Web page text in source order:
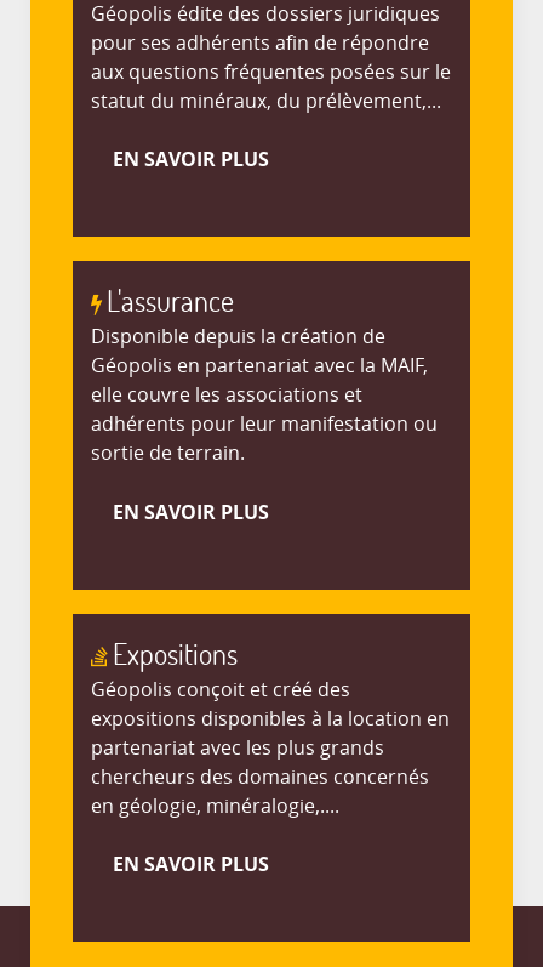
Géopolis édite des dossiers juridiques
pour ses adhérents afin de répondre
aux questions fréquentes posées sur le
statut du minéraux, du prélèvement,...
EN SAVOIR PLUS
L'assurance
Disponible depuis la création de
Géopolis en partenariat avec la MAIF,
elle couvre les associations et
adhérents pour leur manifestation ou
sortie de terrain.
EN SAVOIR PLUS
Expositions
Géopolis conçoit et créé des
expositions disponibles à la location en
partenariat avec les plus grands
chercheurs des domaines concernés
en géologie, minéralogie,....
EN SAVOIR PLUS